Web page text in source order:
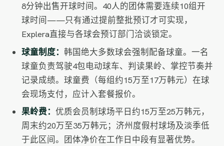
8分钟出售开球时间。40人的团体需要连续10组开
球时间——只有通过提前整批预订才可实现，
Explera直接与各球会预订部门洽谈锁定。
球童制度： 韩国绝大多数球会强制配备球童。一名
球童负责驾驶4包电动球车、判读果岭、掌控节奏并
记录成绩。球童费（每组约15万至17万韩元）在球
会现场支付，应计入套餐报价。
果岭费： 优质会员制球场平日约15万至25万韩元，
周末约20万至35万韩元；济州度假村球场及淡季低
于此区间。团体净价在工作日中段有显著优势。